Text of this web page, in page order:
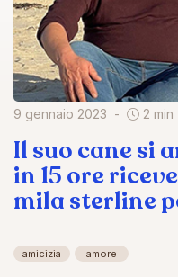
9 gennaio 2023 2 min
Il suo cane si
in 15 ore
mila sterline
amicizia amore